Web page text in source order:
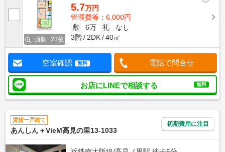
画像 : 23枚
5.7万円
管理費等：6,000円
敷
6万 礼
なし
3階
2DK 40㎡
空室確認 無料 電話で問合せ
お店にLINEで相談する 無料
賃貸一戸建て
あんしん＋VieM高見の里13-1033
初期費用に注目